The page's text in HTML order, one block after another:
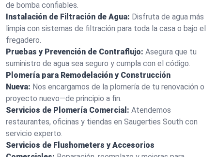
de bomba confiables.
Instalación de Filtración de Agua: Disfruta de agua más
limpia con sistemas de filtración para toda la casa o bajo el
fregadero.
Pruebas y Prevención de Contraflujo: Asegura que tu
suministro de agua sea seguro y cumpla con el código.
Plomería para Remodelación y Construcción
Nueva: Nos encargamos de la plomería de tu renovación o
proyecto nuevo—de principio a fin.
Servicios de Plomería Comercial: Atendemos
restaurantes, oficinas y tiendas en Saugerties South con
servicio experto.
Servicios de Flushometers y Accesorios